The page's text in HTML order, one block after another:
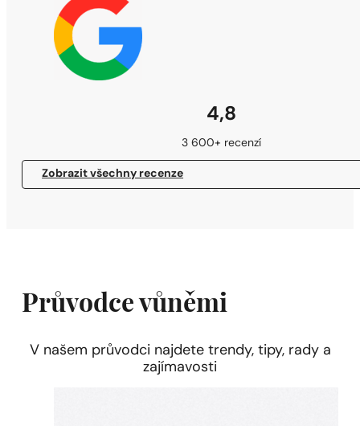
4,8
3 600+ recenzí
Zobrazit všechny recenze
Průvodce vůněmi
V našem průvodci najdete trendy, tipy, rady a
zajímavosti